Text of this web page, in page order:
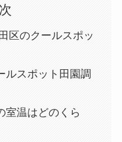
区のクールスポッ
ルスポット田園調
室温はどのくら